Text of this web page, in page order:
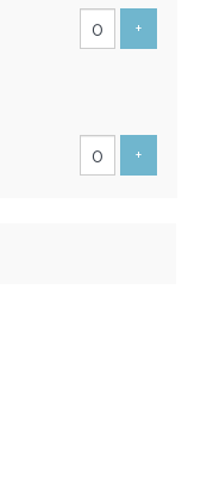
+Voeg
+Voeg